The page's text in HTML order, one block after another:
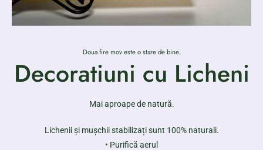
Doua fire mov este o stare de bine.
Decoratiuni cu Licheni
Mai aproape de natură.
Lichenii și mușchii stabilizați sunt 100% naturali.
• Purifică aerul